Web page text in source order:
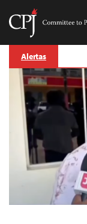
Skip
content
Alertas